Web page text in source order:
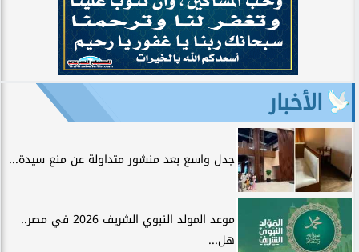
الأخبار
جدل واسع بعد منشور متداولة عن منع سيدة...
موعد المولد النبوي الشريف 2026 في مصر..
هل...